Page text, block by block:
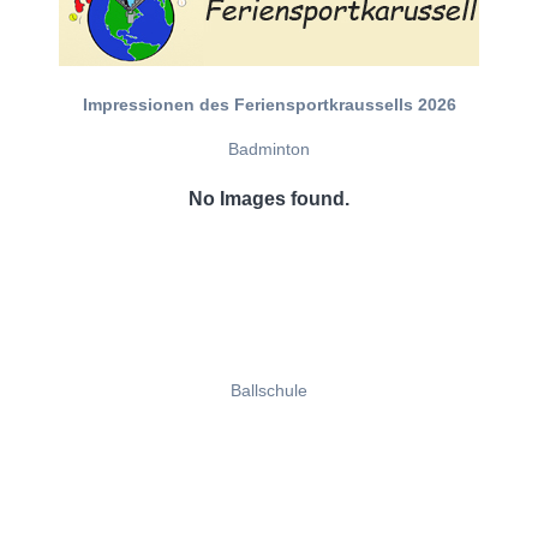
Impressionen des Feriensportkraussells 2026
Badminton
No Images found.
Ballschule